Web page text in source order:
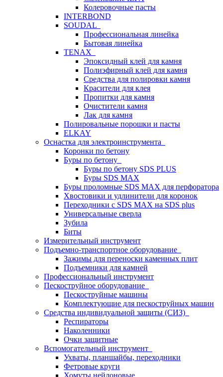
Колеровочные пасты
INTERBOND
SOUDAL
Профессиональная линейка
Бытовая линейка
TENAX
Эпоксидный клей для камня
Полиэфирный клей для камня
Средства для полировки камня
Красители для клея
Пропитки для камня
Очистители камня
Лак для камня
Полировальные порошки и пасты
ELKAY
Оснастка для электроинструмента
Коронки по бетону
Буры по бетону
Буры по бетону SDS PLUS
Буры SDS MAX
Буры проломные SDS MAX для перфоратора
Хвостовики и удлинители для коронок
Переходники с SDS MAX на SDS plus
Универсальные сверла
Зубила
Биты
Измерительный инструмент
Подъемно-транспортное оборудование
Зажимы для переноски каменных плит
Подъемники для камней
Профессиональный инструмент
Пескоструйное оборудование
Пескоструйные машины
Комплектующие для пескоструйных машин
Средства индивидуальной защиты (СИЗ)
Респираторы
Наколенники
Очки защитные
Вспомогательный инструмент
Ухваты, планшайбы, переходники
Фетровые круги
Хомуты нейлоновые